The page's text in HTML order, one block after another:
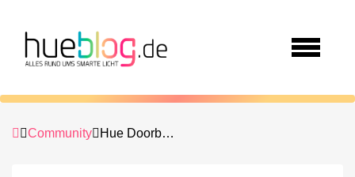
Community Hue Doorbell kein Klingelton und kein “Klingellicht”